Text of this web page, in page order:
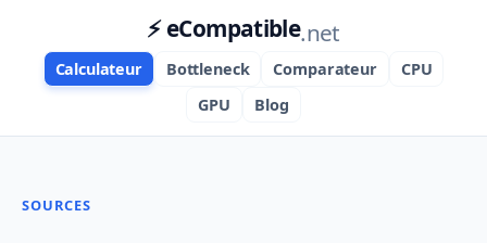
⚡ eCompatible.net
Calculateur Bottleneck Comparateur
CPU
GPU
Blog
SOURCES